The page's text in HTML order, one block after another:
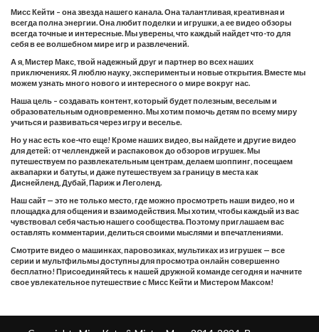
Мисс Кейти – она звезда нашего канала. Она талантливая, креативная и
всегда полна энергии. Она любит поделки и игрушки, а ее видео обзоры
всегда точные и интересные. Мы уверены, что каждый найдет что-то для
себя в ее волшебном мире игр и развлечений.
А я, Мистер Макс, твой надежный друг и партнер во всех наших
приключениях. Я люблю науку, эксперименты и новые открытия. Вместе мы
можем узнать много нового и интересного о мире вокруг нас.
Наша цель – создавать контент, который будет полезным, веселым и
образовательным одновременно. Мы хотим помочь детям по всему миру
учиться и развиваться через игру и веселье.
Но у нас есть кое-что еще! Кроме наших видео, вы найдете и другие видео
для детей: от челленджей и распаковок до обзоров игрушек. Мы
путешествуем по развлекательным центрам, делаем шоппинг, посещаем
аквапарки и батуты, и даже путешествуем за границу в места как
Диснейленд, Дубай, Париж и Леголенд.
Наш сайт — это не только место, где можно просмотреть наши видео, но и
площадка для общения и взаимодействия. Мы хотим, чтобы каждый из вас
чувствовал себя частью нашего сообщества. Поэтому приглашаем вас
оставлять комментарии, делиться своими мыслями и впечатлениями.
Смотрите видео о машинках, паровозиках, мультиках из игрушек — все
серии и мультфильмы доступны для просмотра онлайн совершенно
бесплатно! Присоединяйтесь к нашей дружной команде сегодня и начните
свое увлекательное путешествие с Мисс Кейти и Мистером Максом!